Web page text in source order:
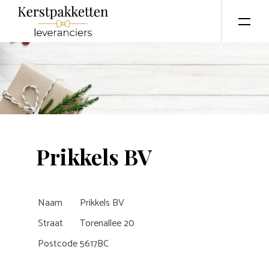
Prikkels BV
Naam
Prikkels BV
Straat
Torenallee 20
Postcode5617BC